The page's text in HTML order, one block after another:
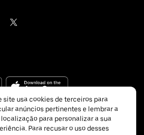
Inc.
site usa cookies de terceiros para
anúncios pertinentes e lembrar a
localização para personalizar a sua
Para recusar o uso desses